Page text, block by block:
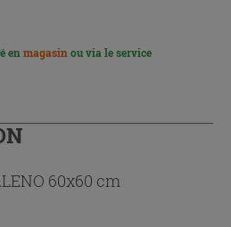
en magasin ou via le service
60x60 cm